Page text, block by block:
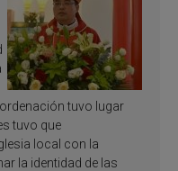
tuvo lugar
tuvo que
local con la
la identidad de las